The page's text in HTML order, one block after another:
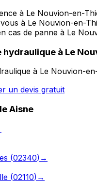
à Le Nouvion-en-
à Le Nouvion-en-
cas de panne à Le
hydraulique à Le
à Le Nouvion-
un devis gratuit
Aisne
(02340) →
(02110) →